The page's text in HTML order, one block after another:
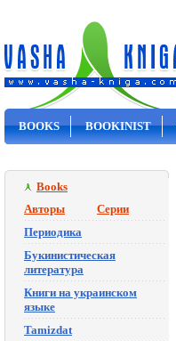
BOOKS BOOKINIST
Books
Авторы
Серии
Периодика
Букинистическая
литература
Книги на украинском
языке
Tamizdat